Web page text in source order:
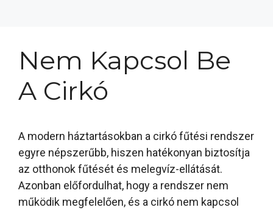
Nem Kapcsol Be
A Cirkó
A modern háztartásokban a cirkó fűtési rendszer
egyre népszerűbb, hiszen hatékonyan biztosítja
az otthonok fűtését és melegvíz-ellátását.
Azonban előfordulhat, hogy a rendszer nem
működik megfelelően, és a cirkó nem kapcsol